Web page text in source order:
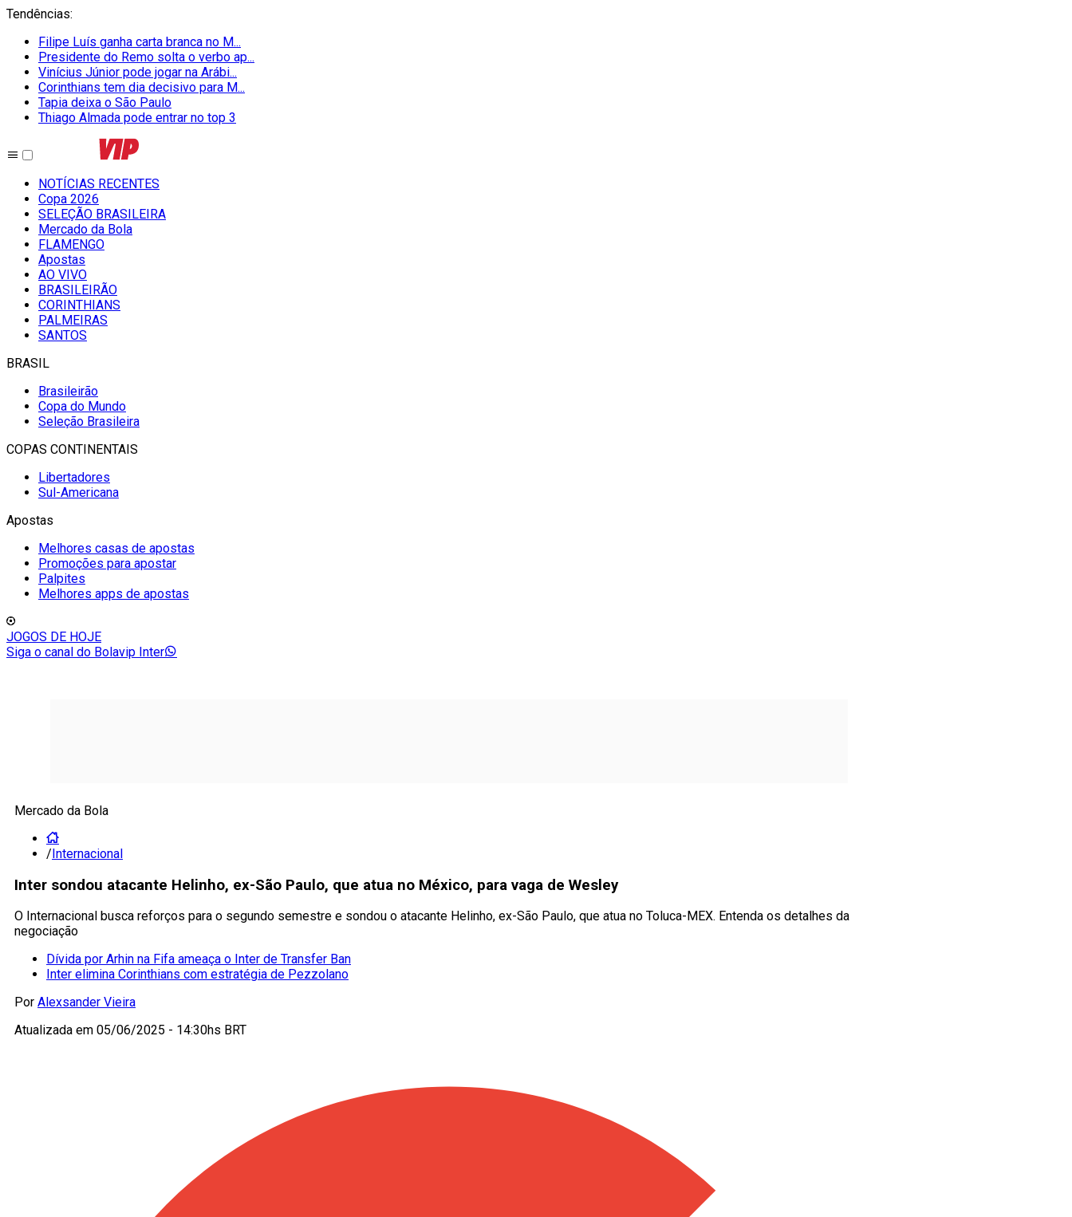
Tendências:
Filipe Luís ganha carta branca no M...
Presidente do Remo solta o verbo ap...
Vinícius Júnior pode jogar na Arábi...
Corinthians tem dia decisivo para M...
Tapia deixa o São Paulo
Thiago Almada pode entrar no top 3
NOTÍCIAS RECENTES
Copa 2026
SELEÇÃO BRASILEIRA
Mercado da Bola
FLAMENGO
Apostas
AO VIVO
BRASILEIRÃO
CORINTHIANS
PALMEIRAS
SANTOS
BRASIL
Brasileirão
Copa do Mundo
Seleção Brasileira
COPAS CONTINENTAIS
Libertadores
Sul-Americana
Apostas
Melhores casas de apostas
Promoções para apostar
Palpites
Melhores apps de apostas
JOGOS DE HOJE
Siga o canal do Bolavip Inter
Mercado da Bola
/Internacional
Inter sondou atacante Helinho, ex-São Paulo, que atua no México, para vaga de Wesley
O Internacional busca reforços para o segundo semestre e sondou o atacante Helinho, ex-São Paulo, que atua no Toluca-MEX. Entenda os detalhes da
negociação
Dívida por Arhin na Fifa ameaça o Inter de Transfer Ban
Inter elimina Corinthians com estratégia de Pezzolano
Por Alexsander Vieira
Atualizada em 05/06/2025 - 14:30hs BRT